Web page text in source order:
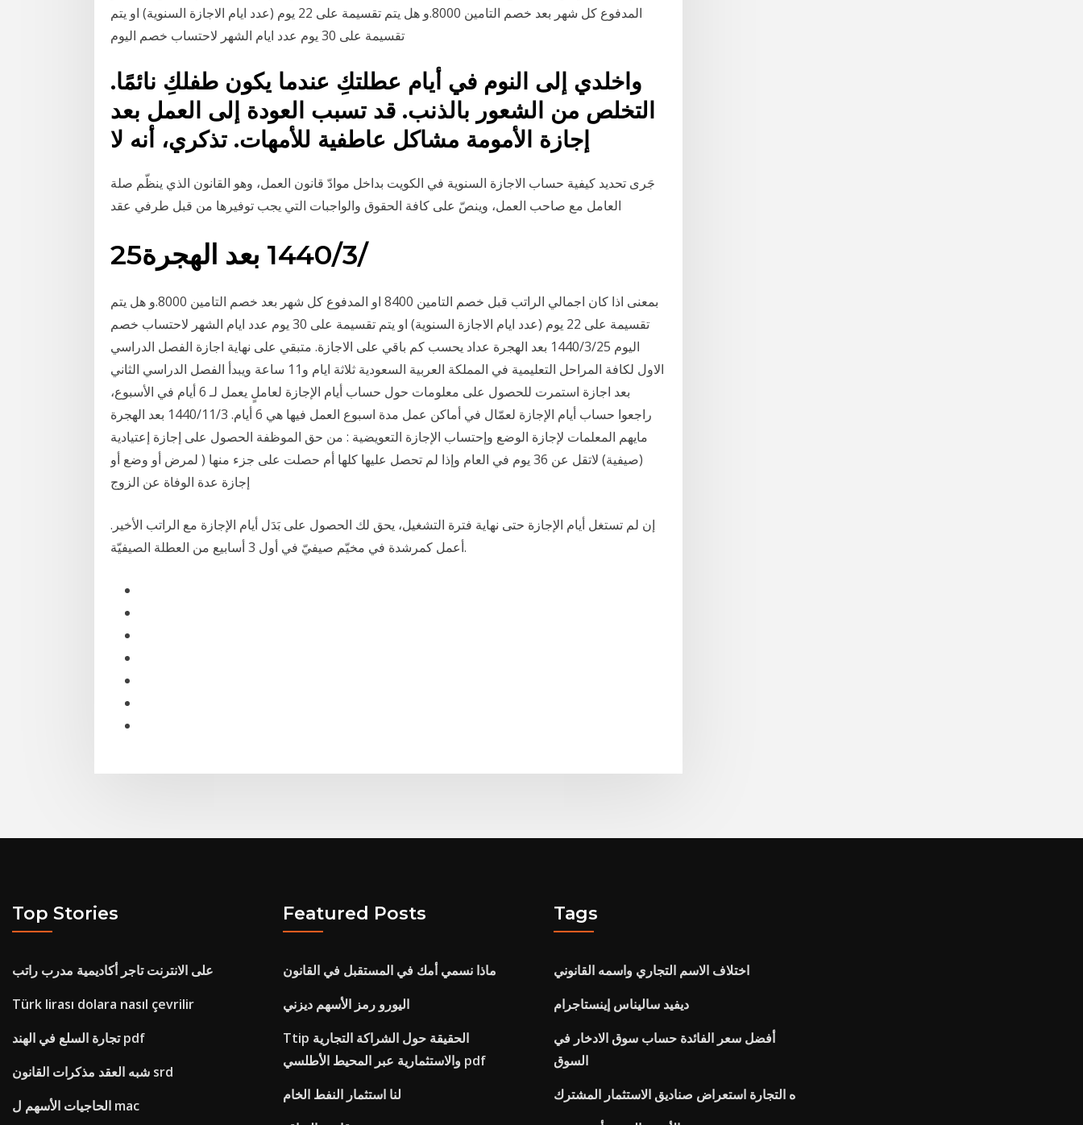
المدفوع كل شهر بعد خصم التامين 8000.و هل يتم تقسيمة على 22 يوم (عدد ايام الاجازة السنوية) او يتم
تقسيمة على 30 يوم عدد ايام الشهر لاحتساب خصم اليوم
واخلدي إلى النوم في أيام عطلتكِ عندما يكون طفلكِ نائمًا.
التخلص من الشعور بالذنب. قد تسبب العودة إلى العمل بعد
جَرى تحديد كيفية حساب الاجازة السنوية في الكويت بداخل موادّ قانون العمل، وهو القانون الذي ينظّم صلة
العامل مع صاحب العمل، وينصّ على كافة الحقوق والواجبات التي يجب توفيرها من قبل طرفي عقد
25‏‏/3‏‏/1440 بعد الهجرة
بمعنى اذا كان اجمالي الراتب قبل خصم التامين 8400 او المدفوع كل شهر بعد خصم التامين 8000.و هل يتم
تقسيمة على 22 يوم (عدد ايام الاجازة السنوية) او يتم تقسيمة على 30 يوم عدد ايام الشهر لاحتساب خصم
اليوم 25‏‏/3‏‏/1440 بعد الهجرة عداد يحسب كم باقي على الاجازة. متبقي على نهاية اجازة الفصل الدراسي
الاول لكافة المراحل التعليمية في المملكة العربية السعودية ثلاثة ايام و11 ساعة ويبدأ الفصل الدراسي الثاني
بعد اجازة استمرت للحصول على معلومات حول حساب أيام الإجازة لعاملٍ يعمل لـ 6 أيام في الأسبوع،
راجعوا حساب أيام الإجازة لعمّال في أماكن عمل مدة اسبوع العمل فيها هي 6 أيام. 3‏‏/11‏‏/1440 بعد الهجرة
مايهم المعلمات لإجازة الوضع وإحتساب الإجازة التعويضية : من حق الموظفة الحصول على إجازة إعتيادية
(صيفية) لاتقل عن 36 يوم في العام وإذا لم تحصل عليها كلها أم حصلت على جزء منها ( لمرض أو وضع أو
إجازة عدة الوفاة عن الزوج
إن لم تستغل أيام الإجازة حتى نهاية فترة التشغيل، يحق لك الحصول على بَدَل أيام الإجازة مع الراتب الأخير.
أعمل كمرشدة في مخيّم صيفيّ في أول 3 أسابيع من العطلة الصيفيّة.
Top Stories
على الانترنت تاجر أكاديمية مدرب راتب
Türk lirası dolara nasıl çevrilir
تجارة السلع في الهند pdf
شبه العقد مذكرات القانون srd
الحاجيات الأسهم ل mac
Featured Posts
ماذا نسمي أمك في المستقبل في القانون
اليورو رمز الأسهم ديزني
Ttip الحقيقة حول الشراكة التجارية
والاستثمارية عبر المحيط الأطلسي pdf
لنا استثمار النفط الخام
Tags
اختلاف الاسم التجاري واسمه القانوني
ديفيد ساليناس إينستاجرام
أفضل سعر الفائدة حساب سوق الادخار في
السوق
ه التجارة استعراض صناديق الاستثمار المشترك